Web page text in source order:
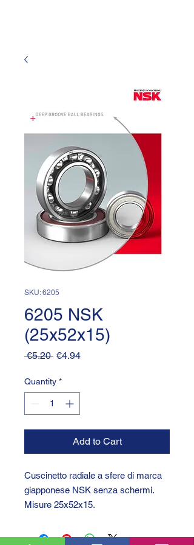
SKU: 6205
6205 NSK
(25x52x15)
€5.20 Regular
€4.94Sale
Quantity *
Add to Cart
Cuscinetto radiale a sfere di marca
giapponese NSK senza schermi.
Misure 25x52x15.